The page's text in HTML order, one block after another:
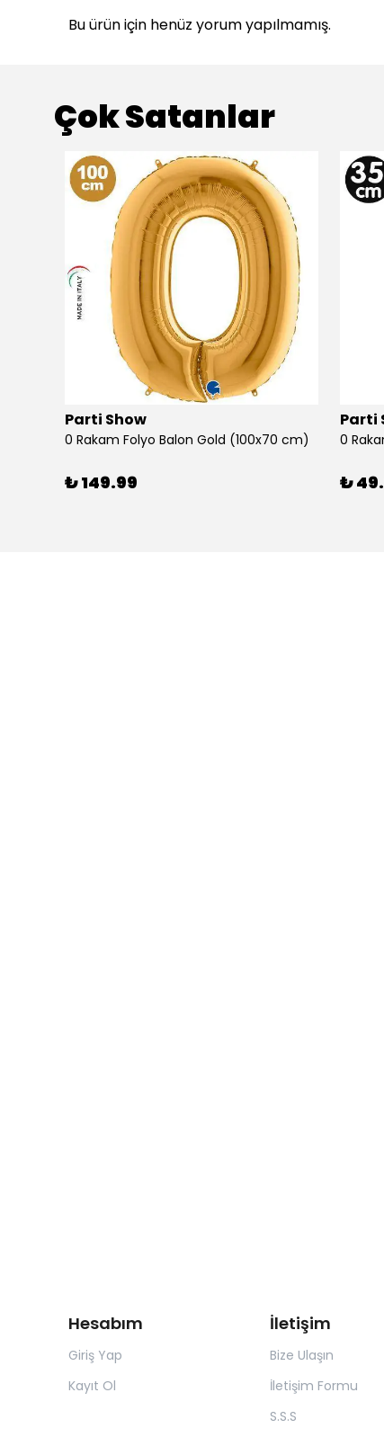
Bu ürün için henüz yorum yapılmamış.
Çok Satanlar
Parti Show
0 Rakam Folyo Balon Gold (100x70 cm)
₺ 149.99
Parti
0
₺
Hesabım
Giriş Yap
Kayıt Ol
İletişim
Bize Ulaşın
İletişim Formu
S.S.S